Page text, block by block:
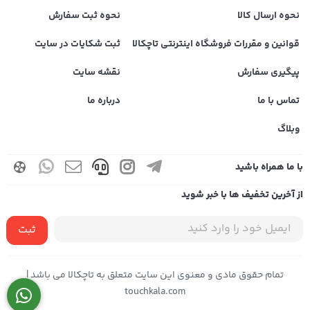
نحوه ارسال کالا
نحوه ثبت سفارش
قوانین و مقررات فروشگاه اینترنتی تاچکالا
ثبت شکایات در سایت
پیگیری سفارش
نقشه سایت
تماس با ما
درباره ما
وبلاگ
با ما همراه باشید
از آخرین تخفیف ها با خبر شوید
ثبت
تمام حقوق مادی و معنوی این سایت متعلق به تاچکالا می باشد |
touchkala.com